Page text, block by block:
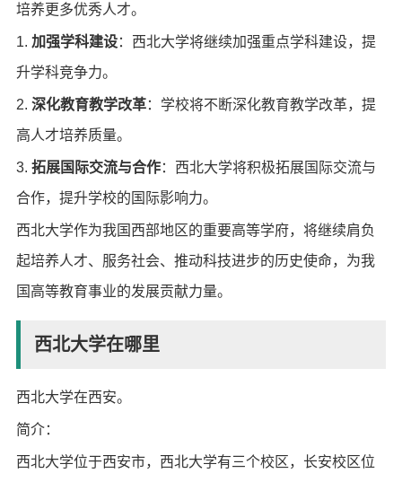
培养更多优秀人才。
1. 加强学科建设：西北大学将继续加强重点学科建设，提
升学科竞争力。
2. 深化教育教学改革：学校将不断深化教育教学改革，提
高人才培养质量。
3. 拓展国际交流与合作：西北大学将积极拓展国际交流与
合作，提升学校的国际影响力。
西北大学作为我国西部地区的重要高等学府，将继续肩负
起培养人才、服务社会、推动科技进步的历史使命，为我
国高等教育事业的发展贡献力量。
西北大学在哪里
西北大学在西安。
简介：
西北大学位于西安市，西北大学有三个校区，长安校区位